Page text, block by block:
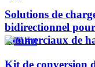
Solutions de
bidirectionnel
commerciaux de